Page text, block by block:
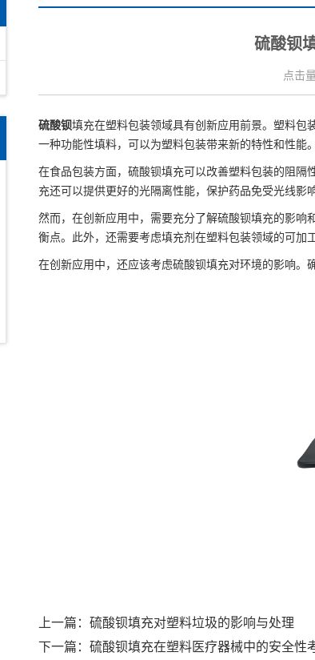
硫酸钡
点击
硫酸钡填充在塑料包装领域具有创新应用前景。塑料包
一种功能性填料，可以为塑料包装带来新的特性和性能。
在食品包装方面，硫酸钡填充可以改善塑料包装的阻
充还可以提供更好的光隔离性能，保护药品免受光线影响
然而，在创新应用中，需要充分了解硫酸钡填充的影
衡点。此外，还需要考虑填充剂在塑料包装领域的可加
在创新应用中，还应该考虑硫酸钡填充对环境的影响。
上一篇： 硫酸钡填充对塑料垃圾的影响与处理
下一篇： 硫酸钡填充在塑料医疗器械中的安全性